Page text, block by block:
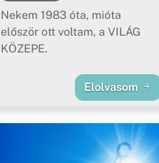
Nekem 1983 óta, mióta
először ott voltam, a VILÁG
KÖZEPE.
Elolvasom